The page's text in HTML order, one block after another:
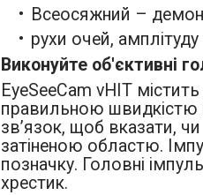
Всеосяжний –
рухи очей, амплітуду
Виконуйте об'єктивні
EyeSeeCam vHIT
правильною швидкістю
зв’язок, щоб вказати,
затіненою областю.
позначку. Головні
хрестик.